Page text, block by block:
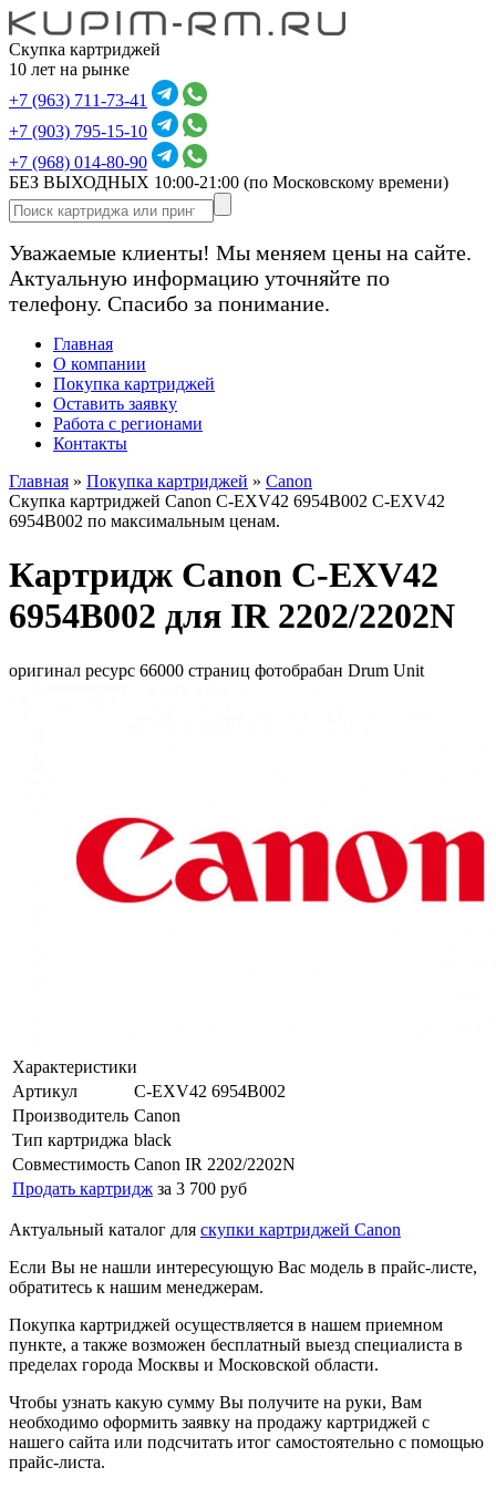
Скупка картриджей
10 лет на рынке
+7 (963) 711-73-41
+7 (903) 795-15-10
+7 (968) 014-80-90
БЕЗ ВЫХОДНЫХ 10:00-21:00 (по Московскому времени)
Уважаемые клиенты! Мы меняем цены на сайте.
Актуальную информацию уточняйте по
телефону. Спасибо за понимание.
Главная
О компании
Покупка картриджей
Оставить заявку
Работа с регионами
Контакты
Главная » Покупка картриджей » Canon
Скупка картриджей Canon C-EXV42 6954B002 C-EXV42
6954B002 по максимальным ценам.
Картридж Canon C-EXV42
6954B002 для IR 2202/2202N
оригинал ресурс 66000 страниц фотобрабан Drum Unit
Характеристики
Артикул
C-EXV42 6954B002
Производитель Canon
Тип картриджа black
Совместимость Canon IR 2202/2202N
Продать картридж за 3 700 руб
Актуальный каталог для скупки картриджей Canon
Если Вы не нашли интересующую Вас модель в прайс-листе,
обратитесь к нашим менеджерам.
Покупка картриджей осуществляется в нашем приемном
пункте, а также возможен бесплатный выезд специалиста в
пределах города Москвы и Московской области.
Чтобы узнать какую сумму Вы получите на руки, Вам
необходимо оформить заявку на продажу картриджей с
нашего сайта или подсчитать итог самостоятельно с помощью
прайс-листа.